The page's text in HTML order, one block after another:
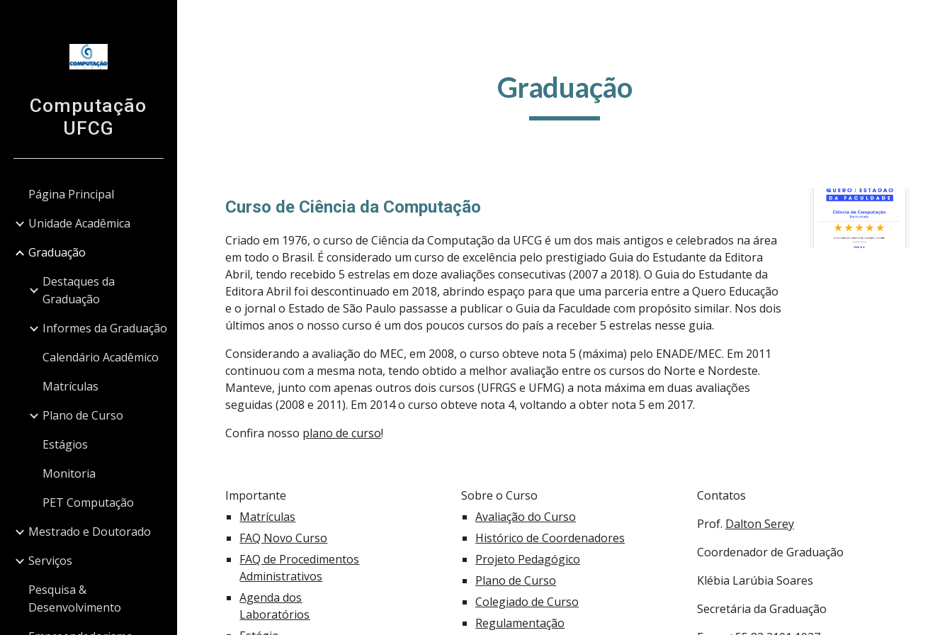
Computação
UFCG
Página Principal
Unidade Acadêmica
Graduação
Destaques da
Graduação
Informes da Graduação
Calendário Acadêmico
Matrículas
Plano de Curso
Estágios
Monitoria
PET Computação
Mestrado e Doutorado
Serviços
Pesquisa &
Desenvolvimento
Graduação
Curso de Ciência da Computação
Criado em 1976, o curso de Ciência da Computação da UFCG é um dos mais antigos e celebrados na área
em todo o Brasil. É considerado um curso de excelência pelo prestigiado Guia do Estudante da Editora
Abril, tendo recebido 5 estrelas em doze avaliações consecutivas (2007 a 2018). O Guia do Estudante da
Editora Abril foi descontinuado em 2018, abrindo espaço para que uma parceria entre a Quero Educação
e o jornal o Estado de São Paulo passasse a publicar o Guia da Faculdade com propósito similar. Nos dois
últimos anos o nosso curso é um dos poucos cursos do país a receber 5 estrelas nesse guia.
Considerando a avaliação do MEC, em 2008, o curso obteve nota 5 (máxima) pelo ENADE/MEC. Em 2011
continuou com a mesma nota, tendo obtido a melhor avaliação entre os cursos do Norte e Nordeste.
Manteve, junto com apenas outros dois cursos (UFRGS e UFMG) a nota máxima em duas avaliações
seguidas (2008 e 2011). Em 2014 o curso obteve nota 4, voltando a obter nota 5 em 2017.
Confira nosso plano de curso!
Importante
Matrículas
FAQ Novo Curso
FAQ de Procedimentos
Administrativos
Agenda dos
Laboratórios
Sobre o Curso
Avaliação do Curso
Histórico de Coordenadores
Projeto Pedagógico
Plano de Curso
Colegiado de Curso
Regulamentação
Contatos
Prof. Dalton Serey
Coordenador de Graduação
Klébia Larúbia Soares
Secretária da Graduação